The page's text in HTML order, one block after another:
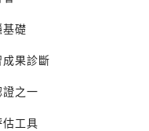
礎
果診斷
之一
工具